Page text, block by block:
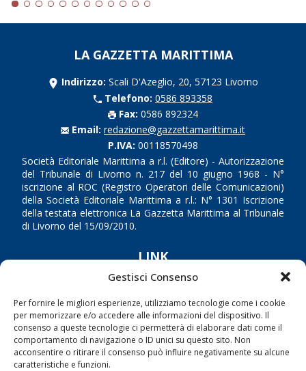
Gestisci Consenso
Per fornire le migliori esperienze, utilizziamo tecnologie come i cookie
per memorizzare e/o accedere alle informazioni del dispositivo. Il
consenso a queste tecnologie ci permetterà di elaborare dati come il
comportamento di navigazione o ID unici su questo sito. Non
acconsentire o ritirare il consenso può influire negativamente su alcune
caratteristiche e funzioni.
LA GAZZETTA MARITTIMA
Indirizzo: Scali D'Azeglio, 20, 57123 Livorno
Telefono: 0586 893358
Fax: 0586 892324
Email: redazione@gazzettamarittima.it
P.IVA: 00118570498
Società Editoriale Marittima a r.l. (Editore) - Autorizzazione
del Tribunale di Livorno n. 217 del 10 giugno 1968 - N°
iscrizione al ROC (Registro Operatori delle Comunicazioni)
della Società Editoriale Marittima a r.l.: N° 1301 Iscrizione
della testata elettronica La Gazzetta Marittima al Tribunale
di Livorno del 15/09/2010.
LINK
Porti/Interporti
Trasporti
Varie